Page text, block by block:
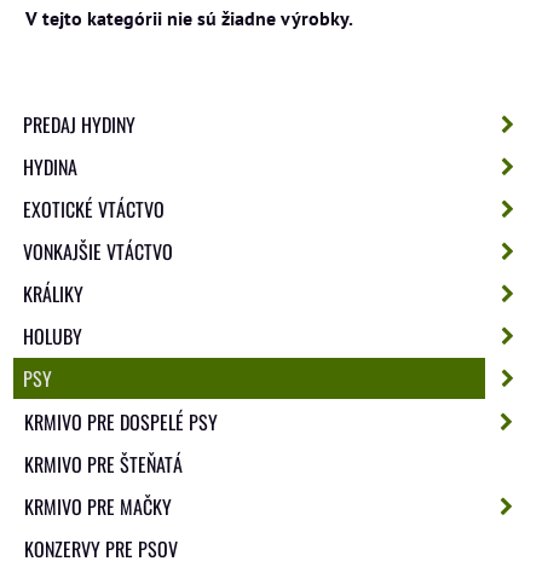
PREDAJ HYDINY
HYDINA
EXOTICKÉ VTÁCTVO
VONKAJŠIE VTÁCTVO
KRÁLIKY
HOLUBY
PSY
KRMIVO PRE DOSPELÉ PSY
KRMIVO PRE ŠTEŇATÁ
KRMIVO PRE MAČKY
KONZERVY PRE PSOV